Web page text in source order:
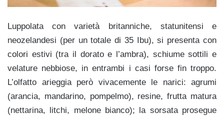
Luppolata con varietà britanniche, statunitensi e
neozelandesi (per un totale di 35 Ibu), si presenta con
colori estivi (tra il dorato e l’ambra), schiume sottili e
velature nebbiose, in entrambi i casi forse fin troppo.
L’olfatto arieggia però vivacemente le narici: agrumi
(arancia, mandarino, pompelmo), resine, frutta matura
(nettarina, litchi, melone bianco); la sorsata prosegue